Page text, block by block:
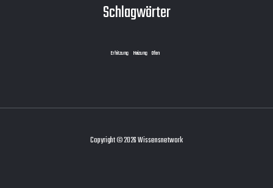
Schlagwörter
Erhitzung Heizung Ofen
Copyright © 2026 Wissensnetwork